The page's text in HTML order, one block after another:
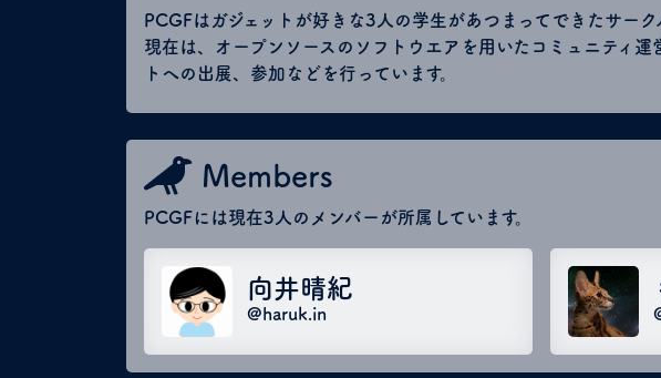
PCGFはガジェットが好きな3人の学生があつまってできたサーク
現在は、オープンソースのソフトウエアを用いたコミュニティ
トへの出展、参加などを行っています。
Members
PCGFには現在3人のメンバーが所属しています。
向井晴紀
@haruk.in